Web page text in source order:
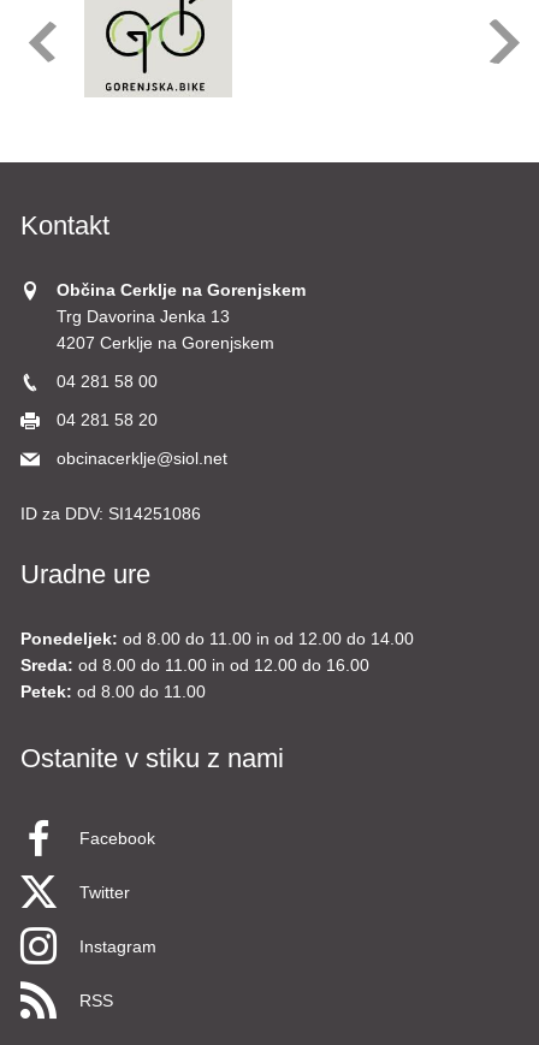
Kontakt
Občina Cerklje na Gorenjskem
Trg Davorina Jenka 13
4207 Cerklje na Gorenjskem
04 281 58 00
04 281 58 20
obcinacerklje@siol.net
ID za DDV: SI14251086
Uradne ure
Ponedeljek: od 8.00 do 11.00 in od 12.00 do 14.00
Sreda: od 8.00 do 11.00 in od 12.00 do 16.00
Petek: od 8.00 do 11.00
Ostanite v stiku z nami
Facebook
Twitter
Instagram
RSS